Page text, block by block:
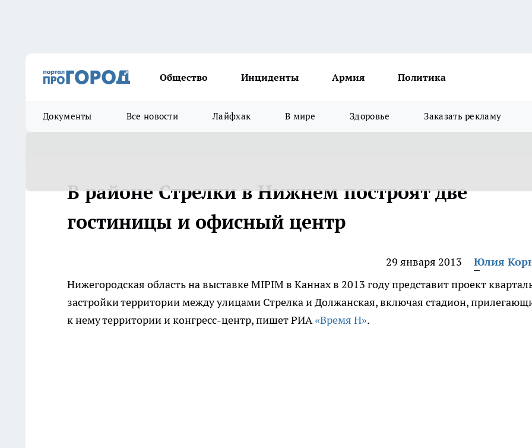
Общество Инциденты Армия Политика
Документы Все новости Лайфхак В мире Здоровье Заказать рекламу
В районе Стрелки в Нижнем построят две
гостиницы и офисный центр
29 января 2013
Юлия
Нижегородская область на выставке MIPIM в Каннах в 2013 году представит проект
застройки территории между улицами Стрелка и Должанская, включая стадион,
к нему территории и конгресс-центр, пишет РИА«Время Н».